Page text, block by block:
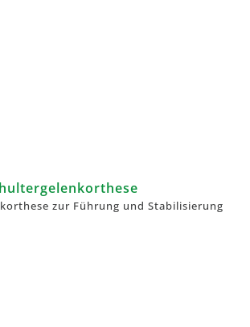
zur Führung und Stabilisierung